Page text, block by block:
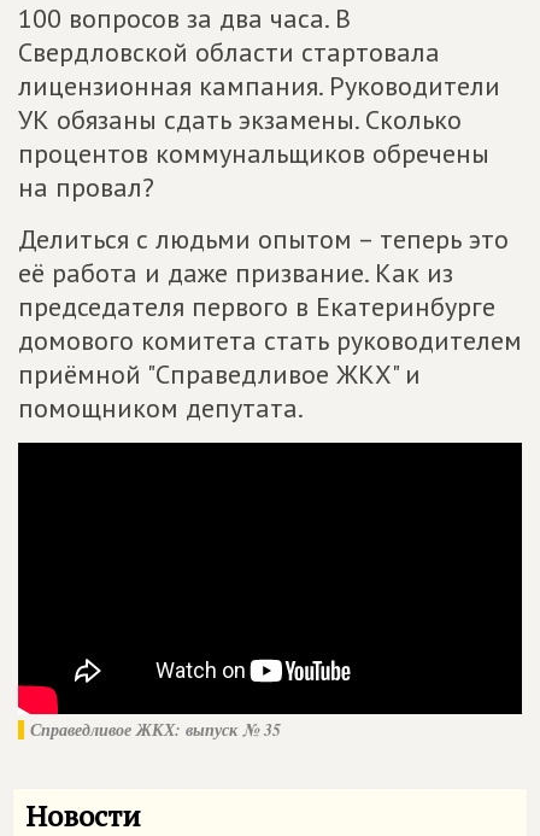
100 вопросов за два часа. В
Свердловской области стартовала
лицензионная кампания. Руководители
УК обязаны сдать экзамены. Сколько
процентов коммунальщиков обречены
на провал?
Делиться с людьми опытом – теперь это
её работа и даже призвание. Как из
председателя первого в Екатеринбурге
домового комитета стать руководителем
приёмной "Справедливое ЖКХ" и
помощником депутата.
Справедливое ЖКХ: выпуск № 35
Новости